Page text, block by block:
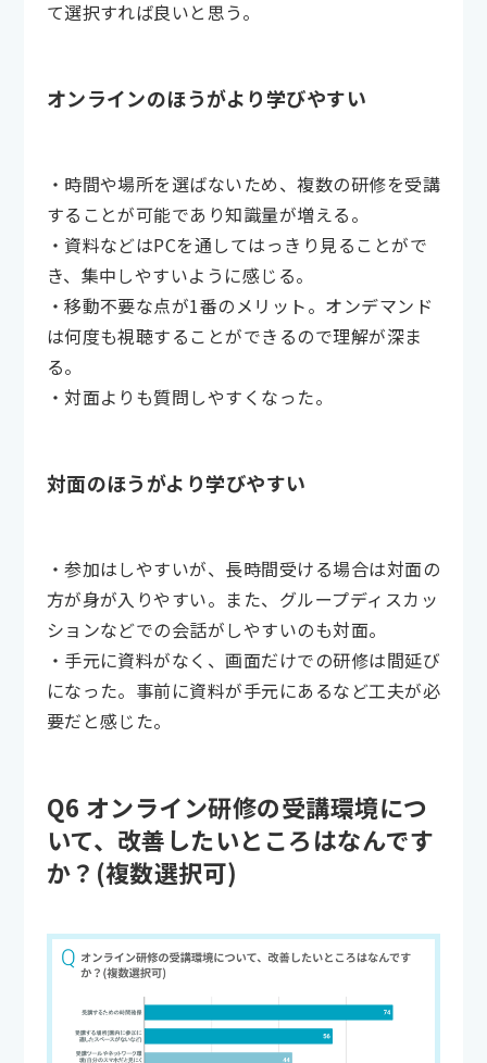
て選択すれば良いと思う。
オンラインのほうがより学びやすい
・時間や場所を選ばないため、複数の研修を受講
することが可能であり知識量が増える。
・資料などはPCを通してはっきり見ることがで
き、集中しやすいように感じる。
・移動不要な点が1番のメリット。オンデマンド
は何度も視聴することができるので理解が深ま
る。
・対面よりも質問しやすくなった。
対面のほうがより学びやすい
・参加はしやすいが、長時間受ける場合は対面の
方が身が入りやすい。また、グループディスカッ
ションなどでの会話がしやすいのも対面。
・手元に資料がなく、画面だけでの研修は間延び
になった。事前に資料が手元にあるなど工夫が必
要だと感じた。
Q6 オンライン研修の受講環境につ
いて、改善したいところはなんです
か？(複数選択可)